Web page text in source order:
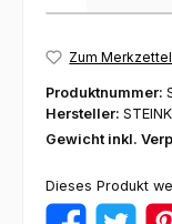
Zum
Produktnummer:
Hersteller:
Gewicht inkl.
Dieses Produkt